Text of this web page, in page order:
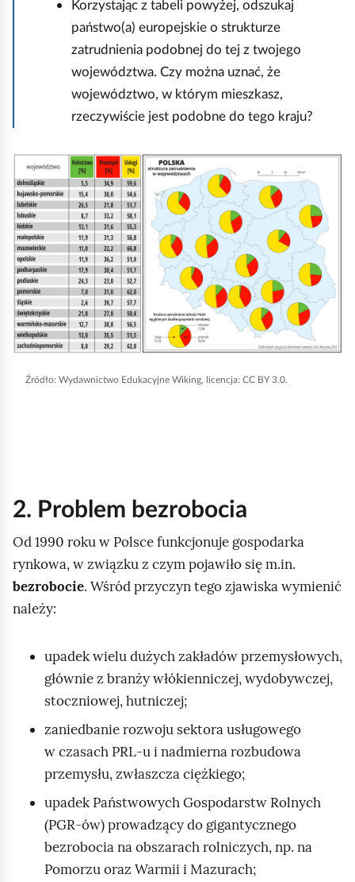
Korzystając z tabeli powyżej, odszukaj
państwo(a) europejskie o strukturze
zatrudnienia podobnej do tej z twojego
województwa. Czy można uznać, że
województwo, w którym mieszkasz,
rzeczywiście jest podobne do tego kraju?
l
i
k
n
i
j
,
a
h
o
m
i
ć
p
Źródło: Wydawnictwo Edukacyjne Wiking, licencja: CC BY 3.0.
2. Problem bezrobocia
Od 1990 roku w Polsce funkcjonuje gospodarka
rynkowa, w związku z czym pojawiło się m.in.
bezrobocie. Wśród przyczyn tego zjawiska wymienić
należy:
upadek wielu dużych zakładów przemysłowych,
głównie z branży włókienniczej, wydobywczej,
stoczniowej, hutniczej;
zaniedbanie rozwoju sektora usługowego
w czasach PRL‑u i nadmierna rozbudowa
przemysłu, zwłaszcza ciężkiego;
upadek Państwowych Gospodarstw Rolnych
(PGR‑ów) prowadzący do gigantycznego
bezrobocia na obszarach rolniczych, np. na
Pomorzu oraz Warmii i Mazurach;